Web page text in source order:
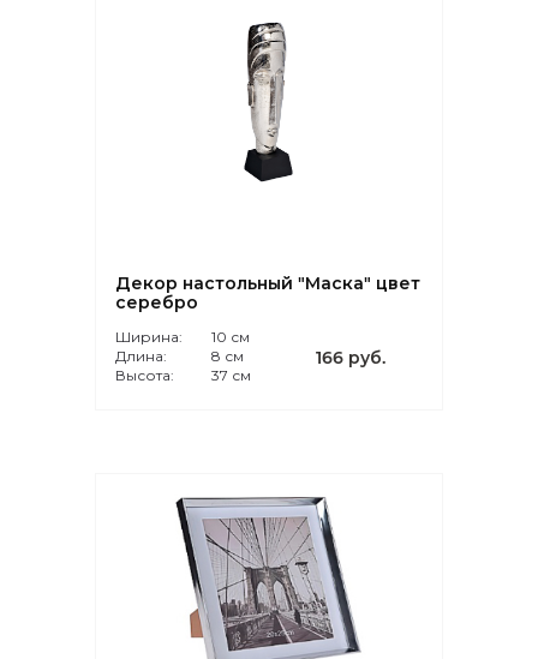
Декор настольный "Маска" цвет
серебро
Ширина:
10 см
Длина:
8 см
Высота:
37 см
166 руб.